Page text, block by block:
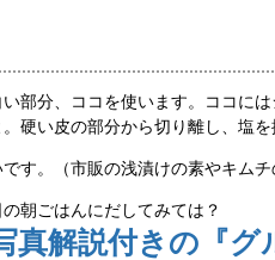
部分、ココを使います。ココに
硬い皮の部分から切り離し、塩を
す。（市販の浅漬けの素やキムチ
朝ごはんにだしてみては？
真解説付きの『グ